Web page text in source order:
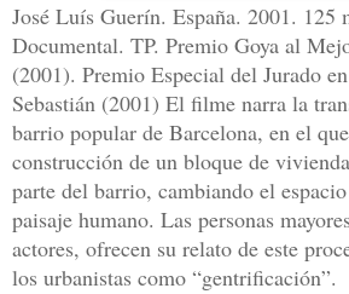
José Luís Guerín. España. 2001. 125
Documental. TP. Premio Goya al
(2001). Premio Especial del Jurado
Sebastián (2001) El filme narra la
barrio popular de Barcelona, en el
construcción de un bloque de
parte del barrio, cambiando el
paisaje humano. Las personas
actores, ofrecen su relato de este
los urbanistas como “gentrificación”.